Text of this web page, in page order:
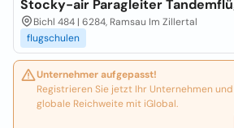
Stocky-air Paragleiter
Bichl 484 | 6284, Ramsau Im Zillertal
flugschulen
Unternehmer aufgepasst!
Registrieren Sie jetzt Ihr Unternehmen
globale Reichweite mit iGlobal.